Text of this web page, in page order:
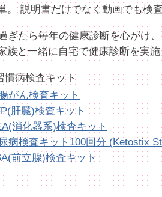
。 説明書だけでなく動画でも検
ぎたら毎年の健康診断を心がけ、
族と一緒に自宅で健康診断を実
慣病検査キット
がん検査キット
肝臓)検査キット
消化器系)検査キット
病検査キット100回分 (Ketostix
前立腺)検査キット